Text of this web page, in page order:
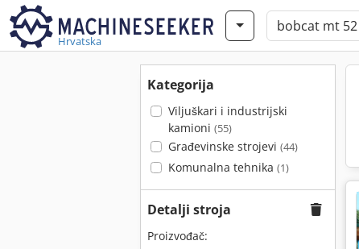
Hrvatska
Kategorija
Viljuškari i industrijski
kamioni (55)
Građevinske strojevi (44)
Komunalna tehnika (1)
Detalji stroja
Proizvođač: